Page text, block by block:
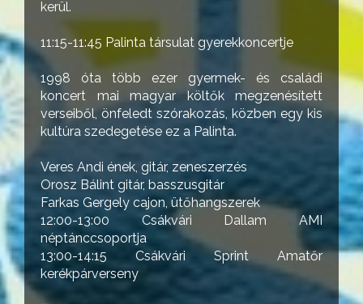
kerül.
11:15-11:45 Palinta társulat gyerekkoncertje
1998 óta több ezer gyermek- és családi
koncert mai magyar költők megzenésített
verseiből, önfeledt szórakozás, közben egy kis
kultúra szedegetése ez a Palinta.
Veres Andi ének, gitár, zeneszerzés
Orosz Bálint gitár, basszusgitár
Farkas Gergely cajon, ütőhangszerek
12:00-13:00 Csákvári Dallam AMI
néptánccsoportja
13:00-14:15 Csákvári Sprint Amatőr
kerékpárverseny